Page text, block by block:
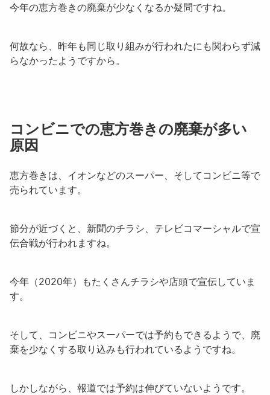
今年の恵方巻きの廃棄が少なくなるか疑問ですね。
何故なら、昨年も同じ取り組みが行われたにも関わらず減
らなかったようですから。
コンビニでの恵方巻きの廃棄が多い
原因
恵方巻きは、イオンなどのスーパー 、そして コンビニ等で
売られています。
節分が近づくと、新聞のチラシ、テレビコマーシャルで宣
伝合戦が行われますね。
今年（2020年）もたくさんチラシや店頭で宣伝していま
す。
そして、コンビニやスーパーでは予約 もできるようで、廃
棄を少なくする取り込みも行われているようですね。
しかしながら、報道では予約は伸びていないようです。